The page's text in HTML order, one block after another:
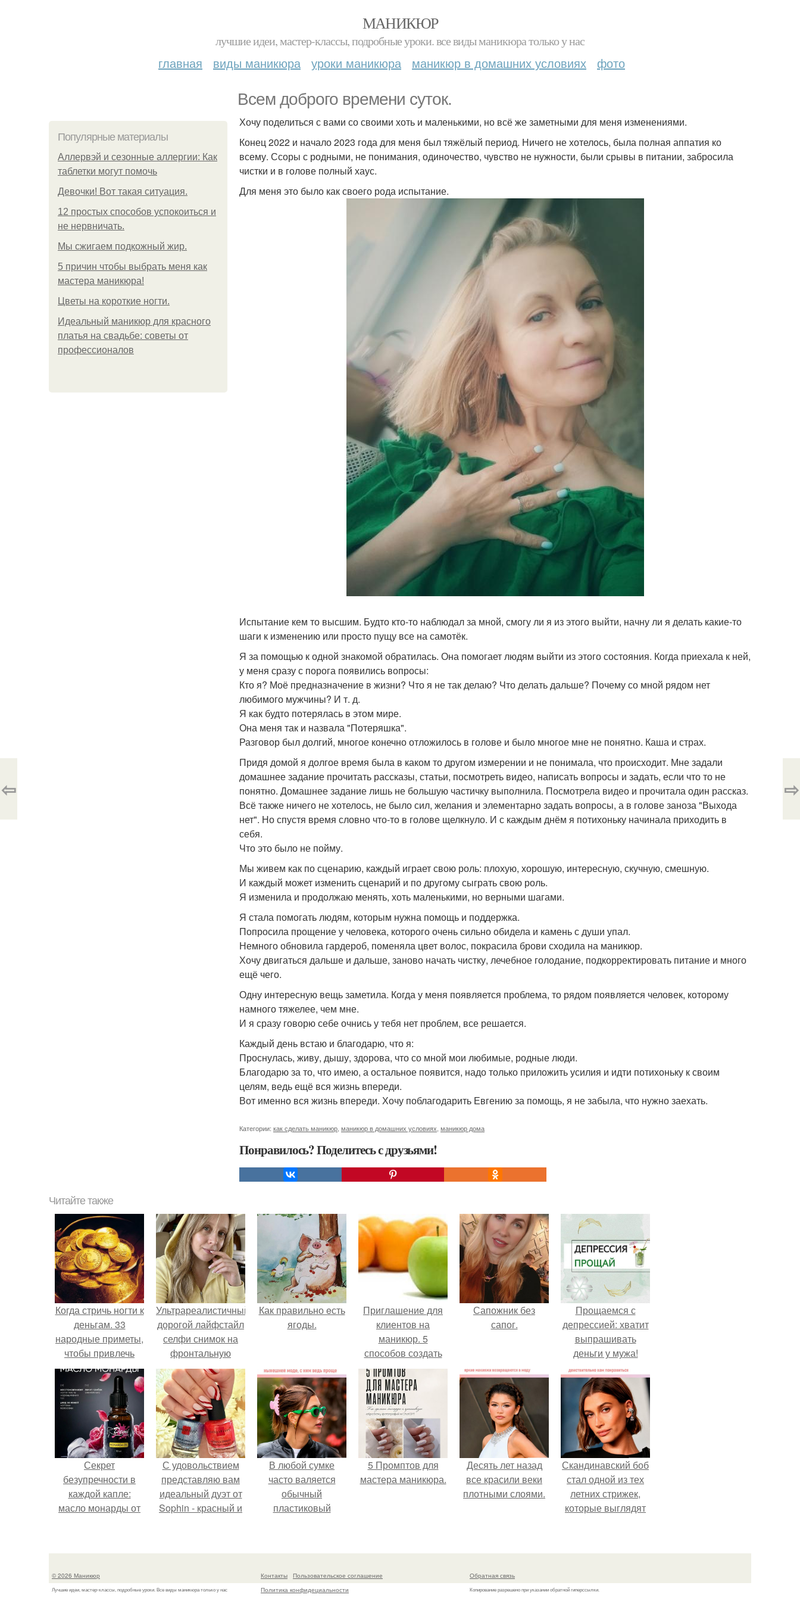
МАНИКЮР
лучшие идеи, мастер-классы, подробные уроки. все виды маникюра только у нас
главная виды маникюра уроки маникюра маникюр в домашних условиях фото
Всем доброго времени суток.
Популярные материалы
Аллервэй и сезонные аллергии: Как
таблетки могут помочь
Девочки! Вот такая ситуация.
12 простых способов успокоиться и
не нервничать.
Мы сжигаем подкожный жир.
5 причин чтобы выбрать меня как
мастера маникюра!
Цветы на короткие ногти.
Идеальный маникюр для красного
платья на свадьбе: советы от
профессионалов
Хочу поделиться с вами со своими хоть и маленькими, но всё же заметными для меня изменениями.
Конец 2022 и начало 2023 года для меня был тяжёлый период. Ничего не хотелось, была полная аппатия ко
всему. Ссоры с родными, не понимания, одиночество, чувство не нужности, были срывы в питании, забросила
чистки и в голове полный хаус.
Для меня это было как своего рода испытание.
Испытание кем то высшим. Будто кто-то наблюдал за мной, смогу ли я из этого выйти, начну ли я делать какие-то
шаги к изменению или просто пущу все на самотёк.
Я за помощью к одной знакомой обратилась. Она помогает людям выйти из этого состояния. Когда приехала к ней,
у меня сразу с порога появились вопросы:
Кто я? Моё предназначение в жизни? Что я не так делаю? Что делать дальше? Почему со мной рядом нет
любимого мужчины? И т. д.
Я как будто потерялась в этом мире.
Она меня так и назвала "Потеряшка".
Разговор был долгий, многое конечно отложилось в голове и было многое мне не понятно. Каша и страх.
Придя домой я долгое время была в каком то другом измерении и не понимала, что происходит. Мне задали
домашнее задание прочитать рассказы, статьи, посмотреть видео, написать вопросы и задать, если что то не
понятно. Домашнее задание лишь не большую частичку выполнила. Посмотрела видео и прочитала один рассказ.
Всё также ничего не хотелось, не было сил, желания и элементарно задать вопросы, а в голове заноза "Выхода
нет". Но спустя время словно что-то в голове щелкнуло. И с каждым днём я потихоньку начинала приходить в
себя.
Что это было не пойму.
Мы живем как по сценарию, каждый играет свою роль: плохую, хорошую, интересную, скучную, смешную.
И каждый может изменить сценарий и по другому сыграть свою роль.
Я изменила и продолжаю менять, хоть маленькими, но верными шагами.
Я стала помогать людям, которым нужна помощь и поддержка.
Попросила прощение у человека, которого очень сильно обидела и камень с души упал.
Немного обновила гардероб, поменяла цвет волос, покрасила брови сходила на маникюр.
Хочу двигаться дальше и дальше, заново начать чистку, лечебное голодание, подкорректировать питание и много
ещё чего.
Одну интересную вещь заметила. Когда у меня появляется проблема, то рядом появляется человек, которому
намного тяжелее, чем мне.
И я сразу говорю себе очнись у тебя нет проблем, все решается.
Каждый день встаю и благодарю, что я:
Проснулась, живу, дышу, здорова, что со мной мои любимые, родные люди.
Благодарю за то, что имею, а остальное появится, надо только приложить усилия и идти потихоньку к своим
целям, ведь ещё вся жизнь впереди.
Вот именно вся жизнь впереди. Хочу поблагодарить Евгению за помощь, я не забыла, что нужно заехать.
Категории: как сделать маникюр маникюр в домашних условиях маникюр дома
Понравилось? Поделитесь с друзьями!
⇦ ⇨
Читайте также
Когда стричь ногти к
деньгам. 33
народные приметы,
чтобы привлечь
деньги в дом.
Ультрареалистичный
дорогой лайфстайл
селфи снимок на
фронтальную
камеру.
Как правильно eсть
ягоды.
Приглашение для
клиентов на
маникюр. 5
способов создать
уникальное
торговое
предложение и
оставить
конкурентов далеко
позади.
Сапожник без
сапог.
Прощаемся с
депрессией: хватит
выпрашивать
деньги у мужа!
Секрет
безупречности в
каждой капле:
масло монарды от
С удовольствием
представляю вам
идеальный дуэт от
Sophin - красный и
номер 0262.
В любой сумке
часто валяется
обычный
пластиковый
5 Промптов для
мастера маникюра.
Десять лет назад
все красили веки
плотными слоями.
Скандинавский боб
стал одной из тех
летних стрижек,
которые выглядят
© 2026 Маникюр
Лучшие идеи, мастер-классы, подробные уроки. Все виды маникюра только у нас
Контакты
Пользовательское соглашение
Политика конфидециальности
Обратная связь
Копирование разрешено при указании обратной гиперссылки.